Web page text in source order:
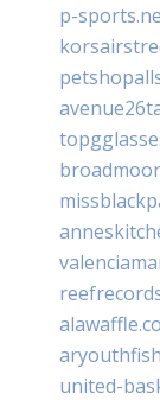
p-
united-